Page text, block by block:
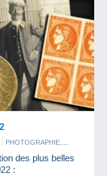
PHOTOGRAPHIE
des plus belles
: